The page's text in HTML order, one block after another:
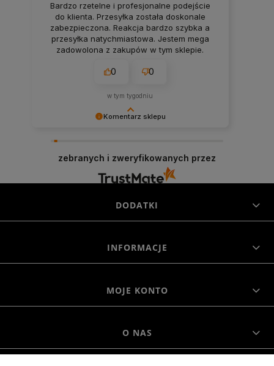
Komentarz sklepu
ostatnie nasze spotkanie :)
Bardzo rzetelne i profesjonalne podejście
do klienta. Przesyłka została doskonale
zabezpieczona. Reakcja bardzo szybka a
przesyłka natychmiastowa. Jestem mega
zadowolona z zakupów w tym sklepie.
0 0
w tym tygodniu
zebranych i zweryfikowanych przez
DODATKI
INFORMACJE
MOJE KONTO
O NAS